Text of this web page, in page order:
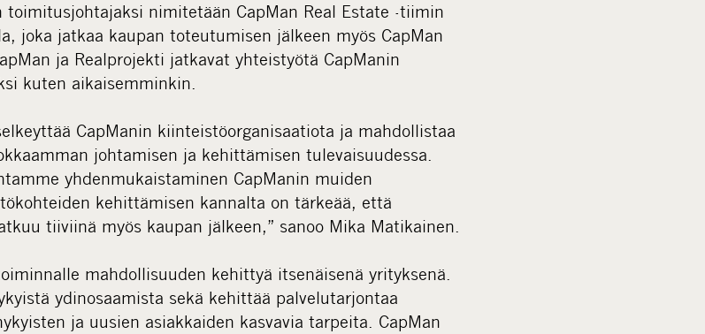
nimitetään CapMan Real Estate -tiimin
joka jatkaa kaupan toteutumisen jälkeen myös CapMan
ja Realprojekti jatkavat yhteistyötä CapManin
kuten aikaisemminkin.
CapManin kiinteistöorganisaatiota ja mahdollistaa
johtamisen ja kehittämisen tulevaisuudessa.
yhdenmukaistaminen CapManin muiden
kehittämisen kannalta on tärkeää, että
tiiviinä myös kaupan jälkeen,” sanoo Mika Matikainen.
mahdollisuuden kehittyä itsenäisenä yrityksenä.
ydinosaamista sekä kehittää palvelutarjontaa
ja uusien asiakkaiden kasvavia tarpeita. CapMan